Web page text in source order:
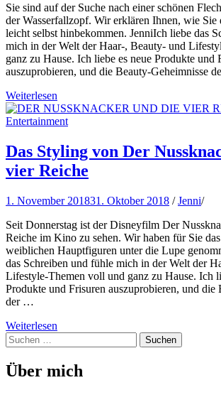
Sie sind auf der Suche nach einer schönen
der Wasserfallzopf. Wir erklären Ihnen, wie Sie
leicht selbst hinbekommen. JenniIch liebe das
mich in der Welt der Haar-, Beauty- und
ganz zu Hause. Ich liebe es neue Produkte und
auszuprobieren, und die Beauty-Geheimnisse
Weiterlesen
Entertainment
Das Styling von Der
vier Reiche
1. November 201831. Oktober 2018 /Jenni/
Seit Donnerstag ist der Disneyfilm Der
Reiche im Kino zu sehen. Wir haben für Sie
weiblichen Hauptfiguren unter die Lupe
das Schreiben und fühle mich in der Welt der
Lifestyle-Themen voll und ganz zu Hause. Ich
Produkte und Frisuren auszuprobieren, und die
der …
Weiterlesen
Suchen
nach:
Über mich